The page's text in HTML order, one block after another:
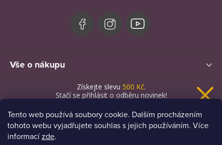
Tento web používá soubory cookie. Dalším procházením
tohoto webu vyjadřujete souhlas s jejich používáním. Více
informacízde.
Vše o nákupu
Získejte slevu 500 Kč.
Stačí se přihlásit o odběru novinek!